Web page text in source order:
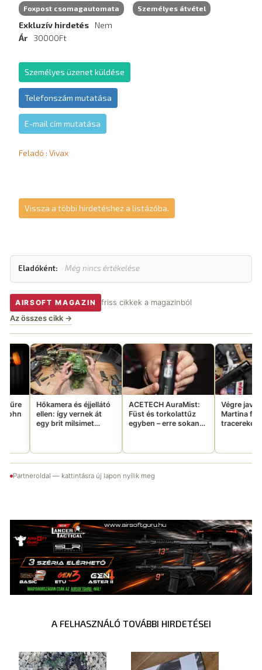
Foxpost csomagautomata Személyes átvétel
Exkluzív hirdetés
Nem
Ár
30000Ft
Személyes üzenet küldése
Telefonszám mutatása
E-mail cím mutatása
Feladó : Vivax
Vissza a többi hirdetéshez a listázóba.
Eladóként: Még nincs értékelése
AIRSOFT MAGAZIN
friss cikkek a magazinból
Az összes cikk →
és éjjellátó
így vernek át
milsimet
ACETECH AuraMist:
Füst és torkolattűz
egyben – erre sokan
Végre javítottak a
Martina füst-
tracereken – megvan
Partneroldal — kattintásra új lapon nyílik meg
A FELHASZNÁLÓ TOVÁBBI HIRDETÉSEI